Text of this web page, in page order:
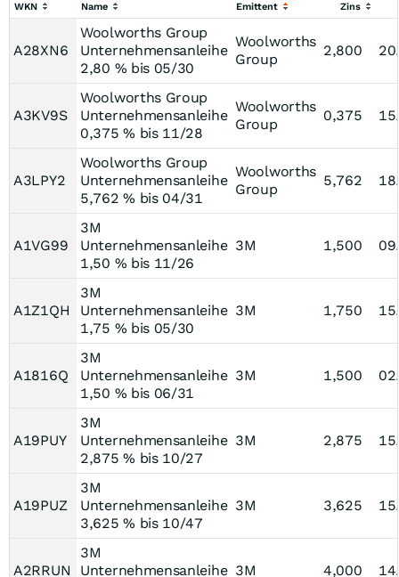
WKN Name Emittent Zins
A28XN6
Woolworths Group
Unternehmensanleihe
2,80 % bis 05/30
Woolworths
Group
2,800
A3KV9S
Woolworths Group
Unternehmensanleihe
0,375 % bis 11/28
Woolworths
Group
0,375
A3LPY2
Woolworths Group
Unternehmensanleihe
5,762 % bis 04/31
Woolworths
Group
5,762
A1VG99
3M
Unternehmensanleihe
1,50 % bis 11/26
3M 1,500
A1Z1QH
3M
Unternehmensanleihe
1,75 % bis 05/30
3M 1,750
A1816Q
3M
Unternehmensanleihe
1,50 % bis 06/31
3M 1,500
A19PUY
3M
Unternehmensanleihe
2,875 % bis 10/27
3M 2,875
A19PUZ
3M
Unternehmensanleihe
3,625 % bis 10/47
3M 3,625
A2RRUN
3M
Unternehmensanleihe 3M 4,000